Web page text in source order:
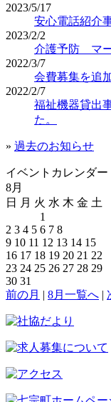
2023/5/17
安心電話紹介
2023/2/2
介護予防 マー
2022/3/7
会費募集を追
2022/2/7
福祉機器貸出
た。
» 過去のお知らせ
イベントカレンダー
8月
日
月 火 水 木 金 土
1
2 3 4 5 6 7 8
9 10 11 12 13 14 15
16 17 18 19 20 21 22
23 24 25 26 27 28 29
30 31
前の月 | 8月一覧へ |